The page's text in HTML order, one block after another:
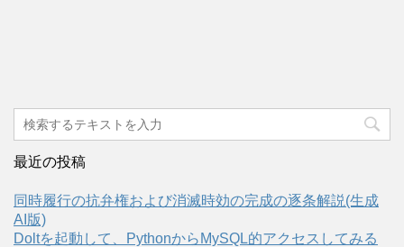
最近の投稿
同時履行の抗弁権および消滅時効の完成の逐条解説(生成
AI版)
Doltを起動して、PythonからMySQL的アクセスしてみる